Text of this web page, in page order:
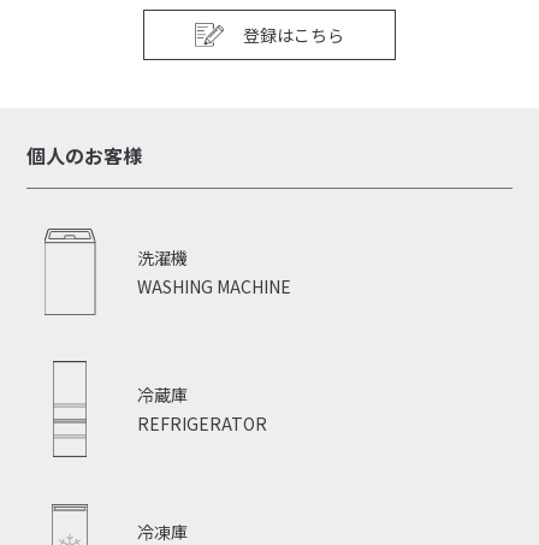
登録はこちら
個人のお客様
WASHING MACHINE
洗濯機
REFRIGERATOR
冷蔵庫
冷凍庫